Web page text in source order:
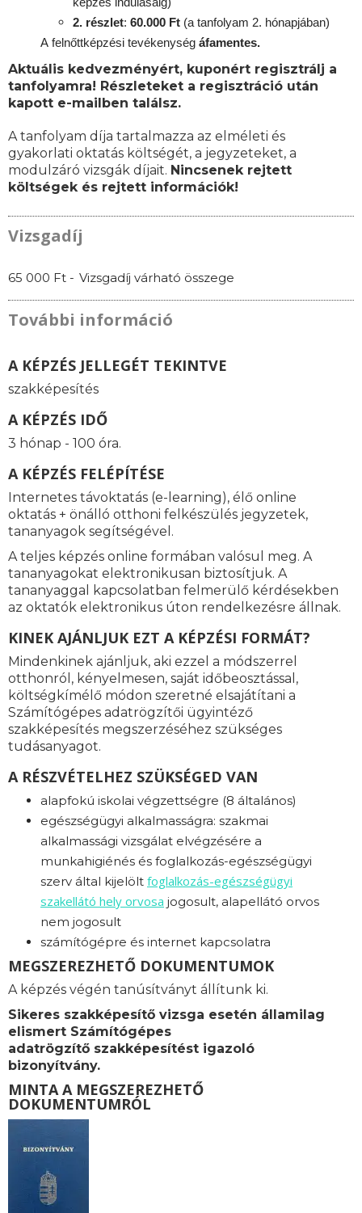
2. részlet: 60.000 Ft (a tanfolyam 2. hónapjában)
A felnőttképzési tevékenység áfamentes.
Aktuális kedvezményért, kuponért regisztrálj a
tanfolyamra! Részleteket a regisztráció után
kapott e-mailben találsz.
A tanfolyam díja tartalmazza az elméleti és
gyakorlati oktatás költségét, a jegyzeteket, a
modulzáró vizsgák díjait. Nincsenek rejtett
költségek és rejtett információk!
Vizsgadíj
65 000 Ft - Vizsgadíj várható összege
További információ
A KÉPZÉS JELLEGÉT TEKINTVE
szakképesítés
A KÉPZÉS IDŐ
3 hónap - 100 óra.
A KÉPZÉS FELÉPÍTÉSE
Internetes távoktatás (e-learning), élő online
oktatás + önálló otthoni felkészülés jegyzetek,
tananyagok segítségével.
A teljes képzés online formában valósul meg. A
tananyagokat elektronikusan biztosítjuk. A
tananyaggal kapcsolatban felmerülő kérdésekben
az oktatók elektronikus úton rendelkezésre állnak.
KINEK AJÁNLJUK EZT A KÉPZÉSI FORMÁT?
Mindenkinek ajánljuk, aki ezzel a módszerrel
otthonról, kényelmesen, saját időbeosztással,
költségkímélő módon szeretné elsajátítani a
Számítógépes adatrögzítői ügyintéző
szakképesítés megszerzéséhez szükséges
tudásanyagot.
A RÉSZVÉTELHEZ SZÜKSÉGED VAN
alapfokú iskolai végzettségre (8 általános)
egészségügyi alkalmasságra: szakmai
alkalmassági vizsgálat elvégzésére a
munkahigiénés és foglalkozás-egészségügyi
szerv által kijelölt foglalkozás-egészségügyi
szakellátó hely orvosa jogosult, alapellátó orvos
nem jogosult
számítógépre és internet kapcsolatra
MEGSZEREZHETŐ DOKUMENTUMOK
A képzés végén tanúsítványt állítunk ki.
Sikeres szakképesítő vizsga esetén államilag
elismert Számítógépes
adatrögzítő szakképesítést igazoló
bizonyítvány.
MINTA A MEGSZEREZHETŐ
DOKUMENTUMRÓL